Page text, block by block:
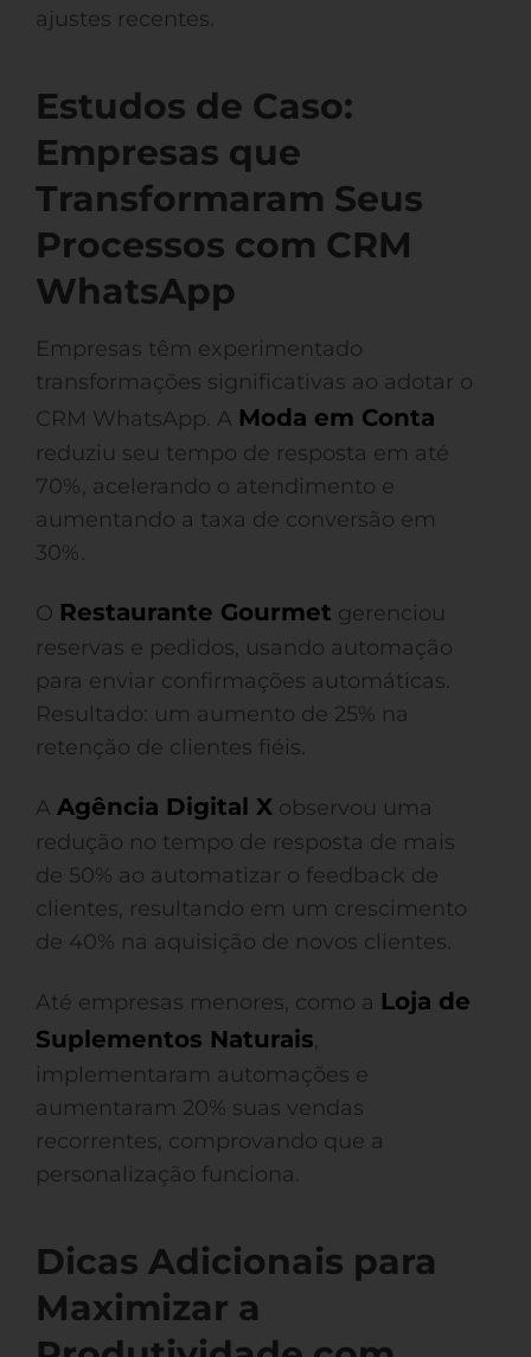
ajustes recentes.
Estudos de Caso:
Empresas que
Transformaram Seus
Processos com CRM
WhatsApp
Empresas têm experimentado
transformações significativas ao adotar o
CRM WhatsApp. A Moda em Conta
reduziu seu tempo de resposta em até
70%, acelerando o atendimento e
aumentando a taxa de conversão em
30%.
O Restaurante Gourmet gerenciou
reservas e pedidos, usando automação
para enviar confirmações automáticas.
Resultado: um aumento de 25% na
retenção de clientes fiéis.
A Agência Digital X observou uma
redução no tempo de resposta de mais
de 50% ao automatizar o feedback de
clientes, resultando em um crescimento
de 40% na aquisição de novos clientes.
Até empresas menores, como a Loja de
Suplementos Naturais,
implementaram automações e
aumentaram 20% suas vendas
recorrentes, comprovando que a
personalização funciona.
Dicas Adicionais para
Maximizar a